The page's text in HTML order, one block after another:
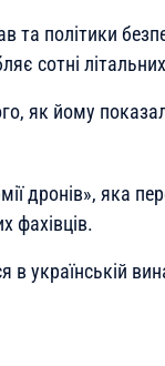
та політики
сотні
як йому
дрoнів», яка
фахівців.
українській